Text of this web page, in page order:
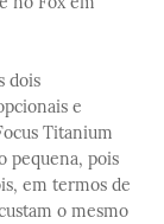
dois
e
Titanium
pequena, pois
em termos de
o mesmo